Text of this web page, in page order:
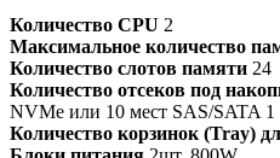
Количество CPU 2
Максимальное количество
Количество слотов памяти 24
Количество отсеков под
NVMe или 10 мест SAS/SATA 1
Количество корзинок (Tray)